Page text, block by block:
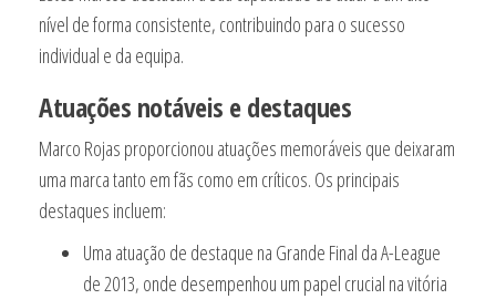
nível de forma consistente, contribuindo para o sucesso
individual e da equipa.
Atuações notáveis e destaques
Marco Rojas proporcionou atuações memoráveis que deixaram
uma marca tanto em fãs como em críticos. Os principais
destaques incluem:
Uma atuação de destaque na Grande Final da A-League
de 2013, onde desempenhou um papel crucial na vitória